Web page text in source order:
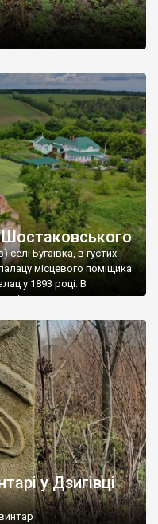
Шостаковського
Бугаївка, в густих
місцевого поміщика
у 1893 році. В
містилася школа, потім
лікарню. Коли із
[…]
у Дзигівці